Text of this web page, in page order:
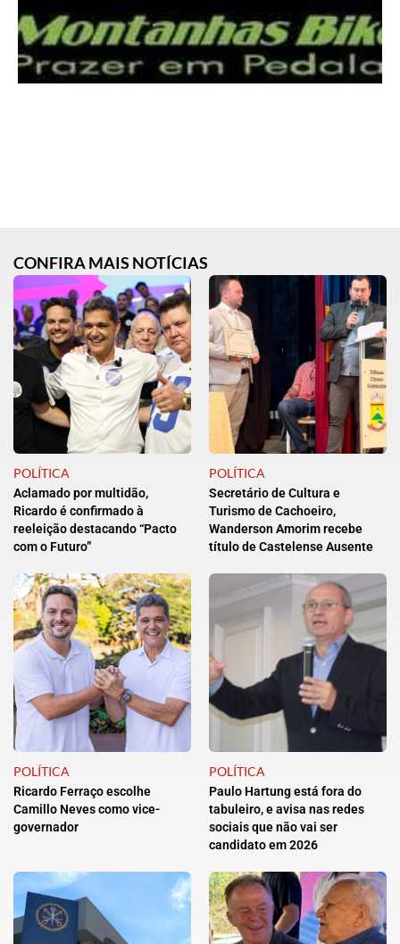
CONFIRA MAIS NOTÍCIAS
POLÍTICA
Aclamado por multidão,
Ricardo é confirmado à
reeleição destacando “Pacto
com o Futuro”
POLÍTICA
Secretário de Cultura e
Turismo de Cachoeiro,
Wanderson Amorim recebe
título de Castelense Ausente
POLÍTICA
Ricardo Ferraço escolhe
Camillo Neves como vice-
governador
POLÍTICA
Paulo Hartung está fora do
tabuleiro, e avisa nas redes
sociais que não vai ser
candidato em 2026